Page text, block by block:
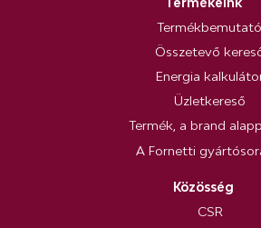
Termékbemutató
Összetevő
Energia
Üzletkereső
Termék, a brand
A Fornetti
Közösség
CSR